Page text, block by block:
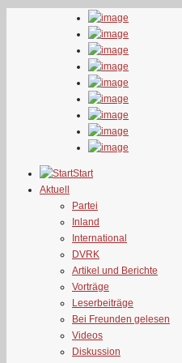
Start
Aktuell
Partei
Inland
International
DVRK
Artikel und Berichte
Vorträge
Leserbeiträge
Bei Freunden gelesen
Videos
Diskussion